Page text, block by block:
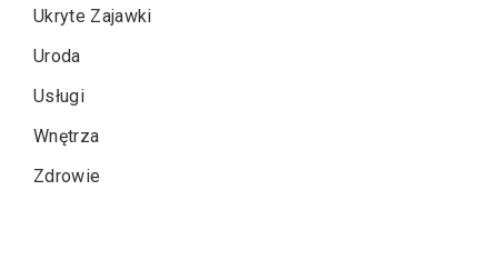
Ukryte Zajawki
Uroda
Usługi
Wnętrza
Zdrowie